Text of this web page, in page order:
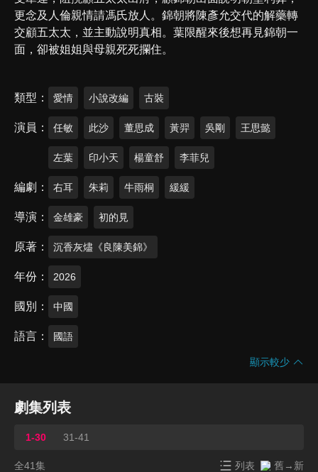
更念及人倫親情請馮氏放人。錦朝將陳彥允交代的解藥轉
交顧五太太，並主動說明真相。葉限醒來後想再見錦朝一
面，卻被姐姐與母親死死攔住。
類型 愛情 小說改編 古裝
演員 任敏 此沙 董思成 黃羿 吳剛 王思懿
左葉 印小天 楊童舒 李菲兒
編劇 右耳 朱莉 牛雨桐 緩緩
導演 金雄豪 初的見
原著 沉香灰燼《良陳美錦》
年份 2026
國別 中國
語言 國語
顯示較少
劇集列表
1-30 31-41
全41集 列表 舊→新